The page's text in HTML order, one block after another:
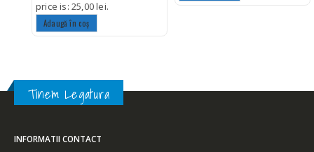
price is: 25,00 lei.
Adaugă în coș
Tinem Legatura
INFORMATII CONTACT